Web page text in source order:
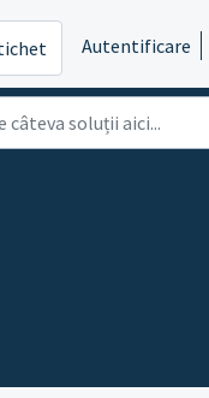
Autentificare